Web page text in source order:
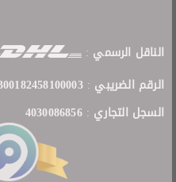
الناقل الرسمي:
الرقم الضريبي:
300182458100003
السجل التجاري:
4030086856